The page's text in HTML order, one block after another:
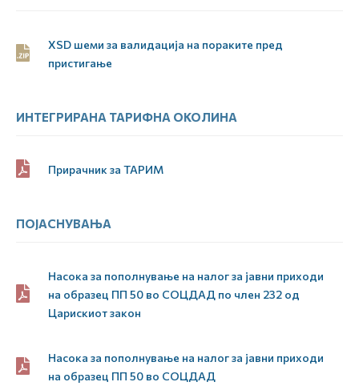
XSD шеми за валидација на пораките пред
пристигање
ИНТЕГРИРАНА ТАРИФНА ОКОЛИНА
Прирачник за ТАРИМ
ПОЈАСНУВАЊА
Насока за пополнување на налог за јавни приходи
на образец ПП 50 во СОЦДАД по член 232 од
Царискиот закон
Насока за пополнување на налог за јавни приходи
на образец ПП 50 во СОЦДАД